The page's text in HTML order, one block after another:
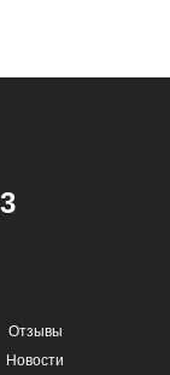
Отзывы
Новости